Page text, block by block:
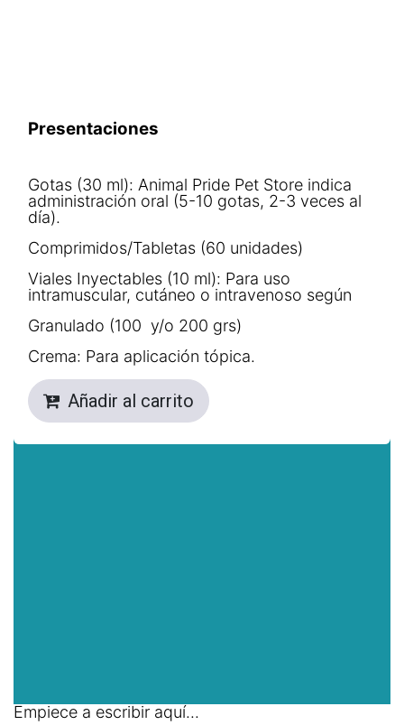
Presentaciones
Gotas (30 ml): Animal Pride Pet Store indica
administración oral (5-10 gotas, 2-3 veces al
día).
Comprimidos/Tabletas (60 unidades)
Viales Inyectables (10 ml): Para uso
intramuscular, cutáneo o intravenoso según
Granulado (100 y/o 200 grs)
Crema: Para aplicación tópica.
Añadir al carrito
Empiece a escribir aquí...